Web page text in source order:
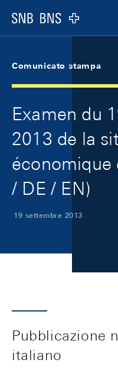
Logo
Comunicato stampa
Examen du
2013 de la
économique
/ DE / EN)
19 settembre 2013
Pubblicazione
italiano